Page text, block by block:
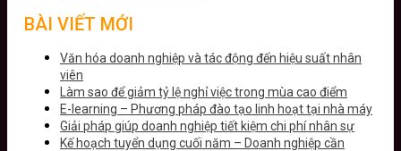
BÀI VIẾT MỚI
Văn hóa doanh nghiệp và tác động đến hiệu suất nhân
viên
Làm sao để giảm tỷ lệ nghỉ việc trong mùa cao điểm
E-learning – Phương pháp đào tạo linh hoạt tại nhà máy
Giải pháp giúp doanh nghiệp tiết kiệm chi phí nhân sự
Kế hoạch tuyển dụng cuối năm – Doanh nghiệp cần